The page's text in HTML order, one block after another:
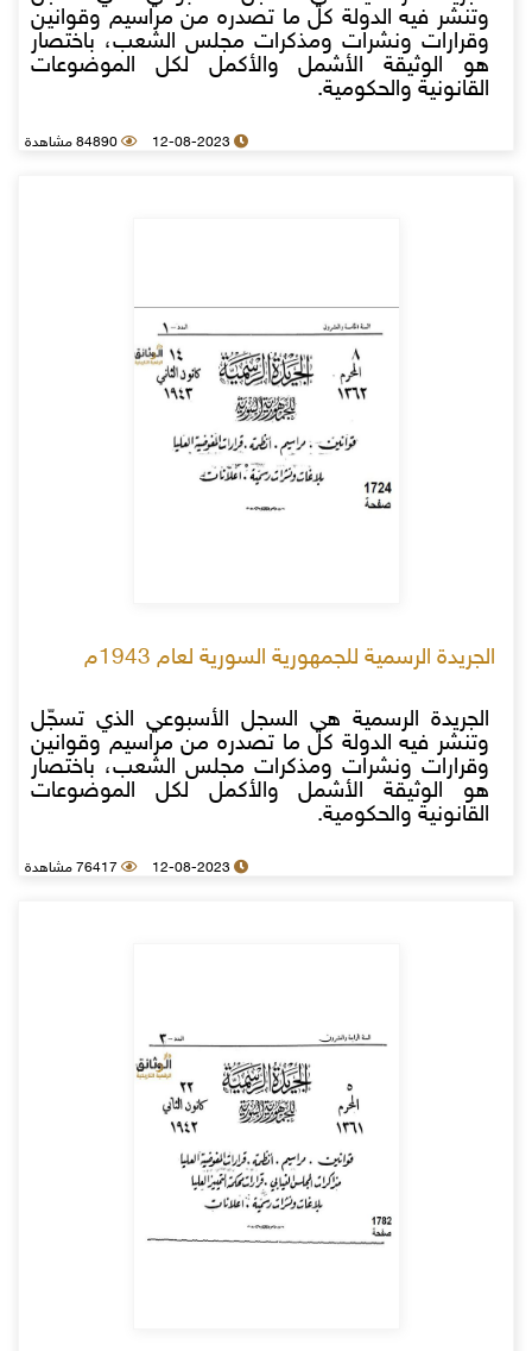
وتنشر فيه الدولة كل ما تصدره من مراسيم وقوانين
وقرارات ونشرات ومذكرات مجلس الشعب، باختصار
هو الوثيقة الأشمل والأكمل لكل الموضوعات
القانونية والحكومية.
12-08-2023 84890 مشاهدة
الجريدة الرسمية للجمهورية السورية لعام 1943م
الجريدة الرسمية هي السجل الأسبوعي الذي تسجّل
وتنشر فيه الدولة كل ما تصدره من مراسيم وقوانين
وقرارات ونشرات ومذكرات مجلس الشعب، باختصار
هو الوثيقة الأشمل والأكمل لكل الموضوعات
القانونية والحكومية.
12-08-2023 76417 مشاهدة